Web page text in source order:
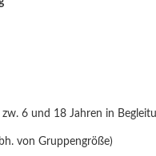
zw. 6 und 18 Jahren in
von Gruppengröße)